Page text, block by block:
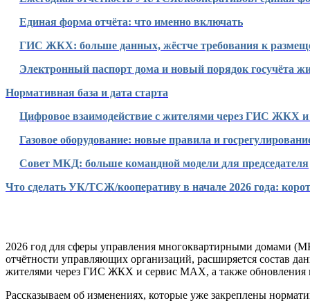
Единая форма отчёта: что именно включать
ГИС ЖКХ: больше данных, жёстче требования к
Электронный паспорт дома и новый порядок госучёта
Нормативная база и дата старта
Цифровое взаимодействие с жителями через ГИС ЖКХ
Газовое оборудование: новые правила и
Совет МКД: больше командной модели для председателя
Что сделать УК/ТСЖ/кооперативу в начале 2026 года:
2026 год для сферы управления многоквартирными домами
отчётности управляющих организаций, расширяется состав
жителями через ГИС ЖКХ и сервис MAX, а также обновления
Рассказываем об изменениях, которые уже закреплены